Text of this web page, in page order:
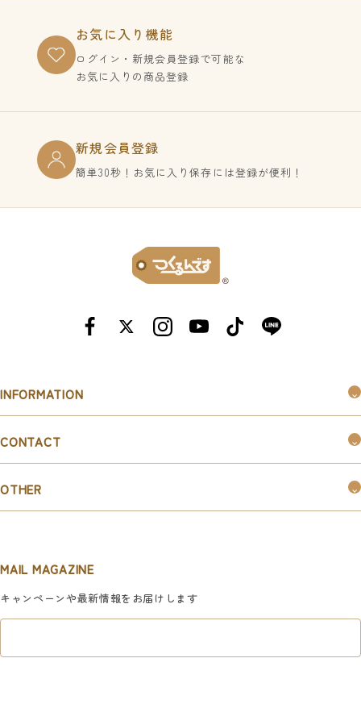
お気に入り機能
ログイン・新規会員登録で可能な
お気に入りの商品登録
新規会員登録
簡単30秒！お気に入り保存には登録が便利！
INFORMATION
お知らせ
CONTACT
OTHER
利用規約
特定商取引法に基づく表記
MAIL MAGAZINE
キャンペーンや最新情報をお届けします